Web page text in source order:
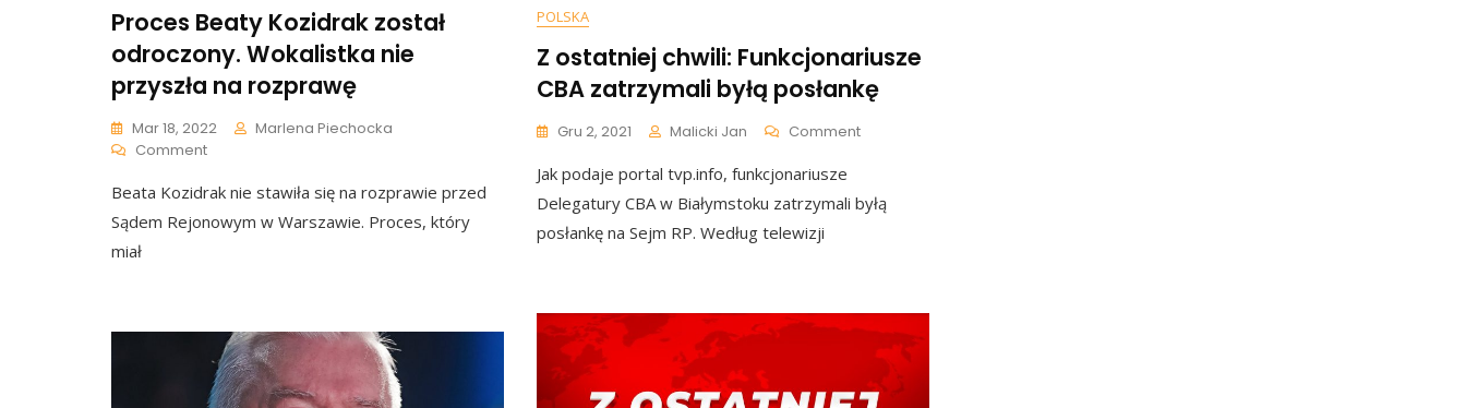
Proces Beaty Kozidrak został
odroczony. Wokalistka nie
przyszła na rozprawę
Mar 18, 2022
Marlena Piechocka
CommentOn
Beaty
Kozidrak
Został
Na
Rozprawę
Beata Kozidrak nie stawiła się na rozprawie przed
Sądem Rejonowym w Warszawie. Proces, który
miał
POLSKA
Z ostatniej chwili: Funkcjonariusze
CBA zatrzymali byłą posłankę
Gru 2, 2021 Malicki Jan CommentOn
Chwili:
Funkcjonariusze
Jak podaje portal tvp.info, funkcjonariusze
Delegatury CBA w Białymstoku zatrzymali byłą
posłankę na Sejm RP. Według telewizji